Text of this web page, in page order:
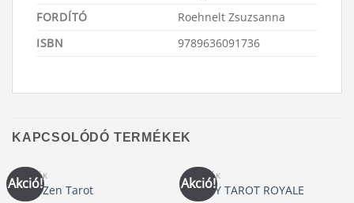
FORDÍTÓ
Roehnelt Zsuzsanna
ISBN
9789636091736
KAPCSOLÓDÓ TERMÉKEK
Akció!
KÁRTYÁK
Osho Zen Tarot Akció!
KÁRTYÁK
ARANY TAROT ROYALE